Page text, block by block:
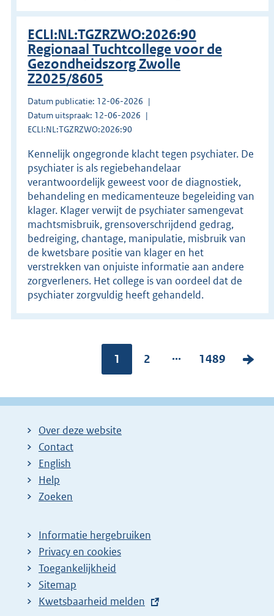
ECLI:NL:TGZRZWO:2026:90
Regionaal Tuchtcollege voor de
Gezondheidszorg Zwolle
Z2025/8605
Datum publicatie: 12-06-2026
Datum uitspraak: 12-06-2026
ECLI:NL:TGZRZWO:2026:90
Kennelijk ongegronde klacht tegen psychiater. De
psychiater is als regiebehandelaar
verantwoordelijk geweest voor de diagnostiek,
behandeling en medicamenteuze begeleiding van
klager. Klager verwijt de psychiater samengevat
machtsmisbruik, grensoverschrijdend gedrag,
bedreiging, chantage, manipulatie, misbruik van
de kwetsbare positie van klager en het
verstrekken van onjuiste informatie aan andere
zorgverleners. Het college is van oordeel dat de
psychiater zorgvuldig heeft gehandeld.
Pagina:
1
P
g
2 ...
P
g
1489
V
l
Over deze website
Contact
English
Help
Zoeken
Informatie hergebruiken
Privacy en cookies
Toegankelijkheid
Sitemap
E
Kwetsbaarheid melden